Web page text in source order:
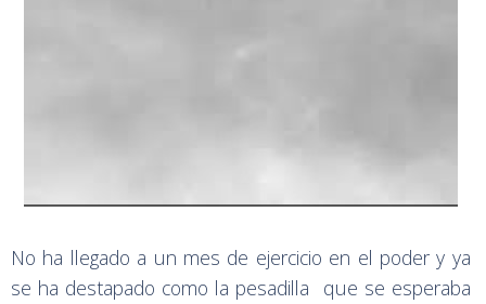
No ha llegado a un mes de ejercicio en el poder y ya
se ha destapado como la pesadilla que se esperaba